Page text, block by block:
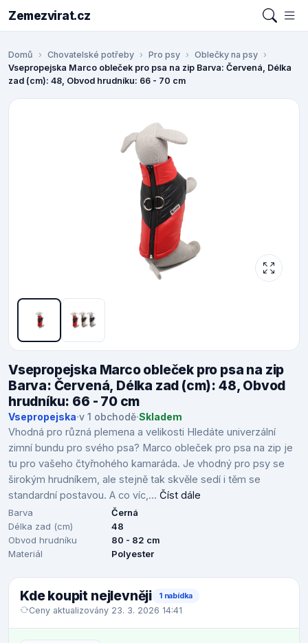
Zemezvirat.cz
Domů Chovatelské potřeby Pro psy
Oblečky na psy
Vsepropejska Marco obleček pro psa na zip Barva: Červená, Délka
zad (cm): 48, Obvod hrudníku: 66 - 70 cm
Vsepropejska Marco obleček pro psa na zip
Barva: Červená, Délka zad (cm): 48, Obvod
hrudníku: 66 - 70 cm
Vsepropejska·v 1 obchodě·Skladem
Vhodná pro různá plemena a velikosti Hledáte univerzální
zimní bundu pro svého psa? Marco obleček pro psa na zip je
tu pro vašeho čtyřnohého kamaráda. Je vhodný pro psy se
širokým hrudníkem, ale stejně tak skvěle sedí i těm se
standardní postavou. A co víc,... Číst dále
Barva
Černá
Délka zad (cm)
48
Obvod hrudníku
80 - 82 cm
Materiál
Polyester
Kde koupit nejlevněji 1 nabídka
Ceny aktualizovány 23. 3. 2026 14:41